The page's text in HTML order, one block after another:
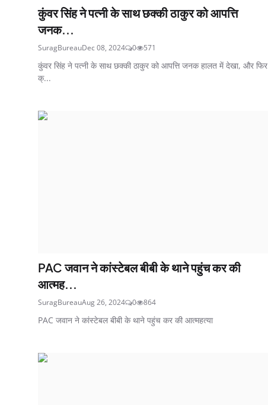
कुंवर सिंह ने पत्नी के साथ छक्की ठाकुर को आपत्ति
जनक...
SuragBureauDec 08, 2024 0 571
कुंवर सिंह ने पत्नी के साथ छक्की ठाकुर को आपत्ति जनक हालत में देखा, और फिर
क्...
PAC जवान ने कांस्टेबल बीबी के थाने पहुंच कर की
आत्मह...
SuragBureauAug 26, 2024 0 864
PAC जवान ने कांस्टेबल बीबी के थाने पहुंच कर की आत्महत्या